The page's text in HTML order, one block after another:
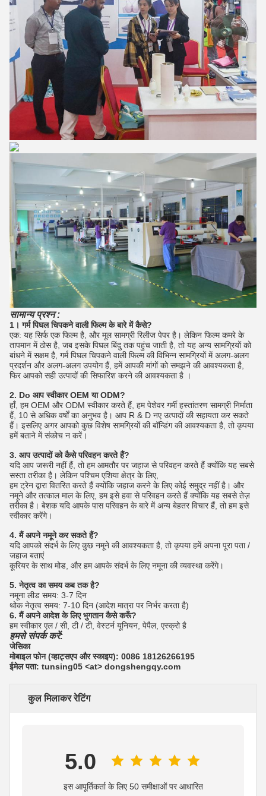
सामान्य प्रश्न :
1। गर्म पिघल चिपकने वाली फिल्म के बारे में कैसे?
एक: यह सिर्फ एक फिल्म है, और मूल सामग्री रिलीज पेपर है। लेकिन फिल्म कमरे के
तापमान में ठोस है, जब इसके पिघल बिंदु तक पहुंच जाती है, तो यह अन्य सामग्रियों को
बांधने में सक्षम है, गर्म पिघल चिपकने वाली फिल्म की विभिन्न सामग्रियों में अलग-अलग
प्रदर्शन और अलग-अलग उपयोग हैं, हमें आपकी मांगों को समझने की आवश्यकता है,
फिर आपको सही उत्पादों की सिफारिश करने की आवश्यकता है ।
2. Do आप स्वीकार OEM या ODM?
हाँ, हम OEM और ODM स्वीकार करते हैं, हम पेशेवर गर्मी हस्तांतरण सामग्री निर्माता
हैं, 10 से अधिक वर्षों का अनुभव है। आप R & D नए उत्पादों की सहायता कर सकते
हैं। इसलिए अगर आपको कुछ विशेष सामग्रियों की बॉन्डिंग की आवश्यकता है, तो कृपया
हमें बताने में संकोच न करें।
3. आप उत्पादों को कैसे परिवहन करते हैं?
यदि आप जरूरी नहीं हैं, तो हम आमतौर पर जहाज से परिवहन करते हैं क्योंकि यह सबसे
सस्ता तरीका है। लेकिन पश्चिम एशिया क्षेत्र के लिए,
हम ट्रेन द्वारा वितरित करते हैं क्योंकि जहाज करने के लिए कोई समुद्र नहीं है। और
नमूने और तत्काल माल के लिए, हम इसे हवा से परिवहन करते हैं क्योंकि यह सबसे तेज़
तरीका है। बेशक यदि आपके पास परिवहन के बारे में अन्य बेहतर विचार हैं, तो हम इसे
स्वीकार करेंगे।
4. मैं अपने नमूने कर सकते हैं?
यदि आपको संदर्भ के लिए कुछ नमूने की आवश्यकता है, तो कृपया हमें अपना पूरा पता /
जहाज बताएं
कूरियर के साथ मोड, और हम आपके संदर्भ के लिए नमूना की व्यवस्था करेंगे।
5. नेतृत्व का समय कब तक है?
नमूना लीड समय: 3-7 दिन
थोक नेतृत्व समय: 7-10 दिन (आदेश मात्रा पर निर्भर करता है)
6. मैं अपने आदेश के लिए भुगतान कैसे करूँ?
हम स्वीकार एल / सी, टी / टी, वेस्टर्न यूनियन, पेपैल, एस्क्रो है
हमसे संपर्क करें:
जेसिका
मोबाइल फोन (व्हाट्सएप और स्काइप): 0086 18126266195
ईमेल पता: tunsing05 <at> dongshengqy.com
कुल मिलाकर रेटिंग
5.0
इस आपूर्तिकर्ता के लिए 50 समीक्षाओं पर आधारित